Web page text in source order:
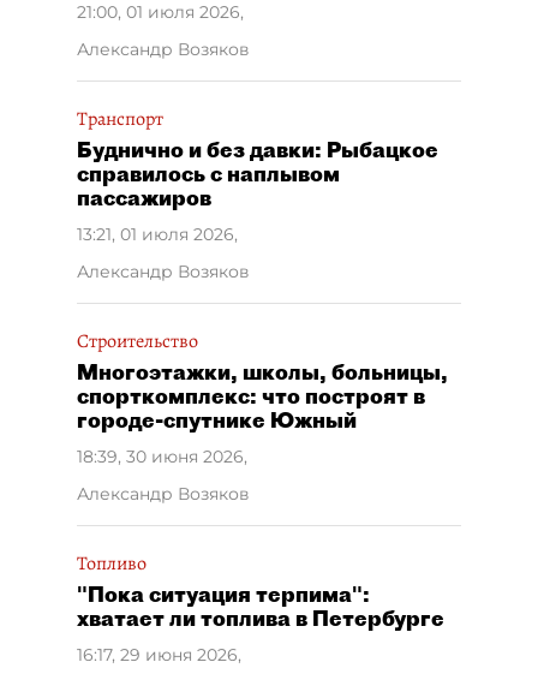
21:00, 01 июля 2026,
Александр Возяков
Транспорт
Буднично и без давки: Рыбацкое
справилось с наплывом
пассажиров
13:21, 01 июля 2026,
Александр Возяков
Строительство
Многоэтажки, школы, больницы,
спорткомплекс: что построят в
городе-спутнике Южный
18:39, 30 июня 2026,
Александр Возяков
Топливо
"Пока ситуация терпима":
хватает ли топлива в Петербурге
16:17, 29 июня 2026,